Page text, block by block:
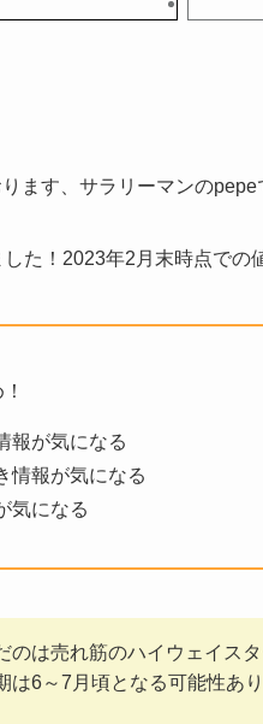
ます、サラリーマンのpepe
た！2023年2月末時点での
報が気になる
情報が気になる
気になる
のは売れ筋のハイウェイス
は6～7月頃となる可能性あ